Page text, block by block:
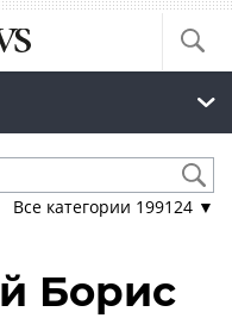
Все категории 199124 ▼
Борис